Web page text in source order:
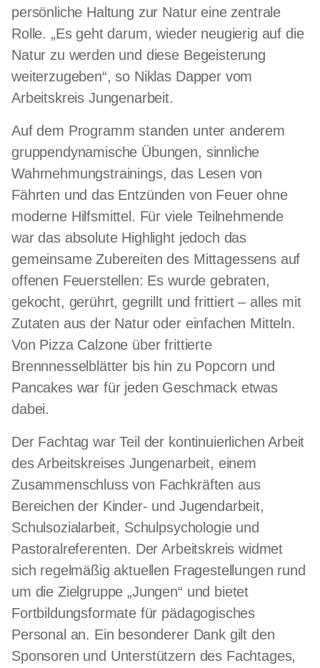
persönliche Haltung zur Natur eine zentrale
Rolle. „Es geht darum, wieder neugierig auf die
Natur zu werden und diese Begeisterung
weiterzugeben“, so Niklas Dapper vom
Arbeitskreis Jungenarbeit.
Auf dem Programm standen unter anderem
gruppendynamische Übungen, sinnliche
Wahrnehmungstrainings, das Lesen von
Fährten und das Entzünden von Feuer ohne
moderne Hilfsmittel. Für viele Teilnehmende
war das absolute Highlight jedoch das
gemeinsame Zubereiten des Mittagessens auf
offenen Feuerstellen: Es wurde gebraten,
gekocht, gerührt, gegrillt und frittiert – alles mit
Zutaten aus der Natur oder einfachen Mitteln.
Von Pizza Calzone über frittierte
Brennnesselblätter bis hin zu Popcorn und
Pancakes war für jeden Geschmack etwas
dabei.
Der Fachtag war Teil der kontinuierlichen Arbeit
des Arbeitskreises Jungenarbeit, einem
Zusammenschluss von Fachkräften aus
Bereichen der Kinder- und Jugendarbeit,
Schulsozialarbeit, Schulpsychologie und
Pastoralreferenten. Der Arbeitskreis widmet
sich regelmäßig aktuellen Fragestellungen rund
um die Zielgruppe „Jungen“ und bietet
Fortbildungsformate für pädagogisches
Personal an. Ein besonderer Dank gilt den
Sponsoren und Unterstützern des Fachtages,